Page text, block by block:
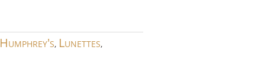
Humphrey's, Lunettes,